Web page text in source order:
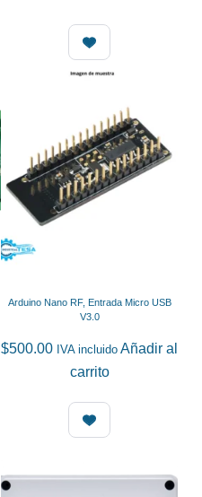
Arduino Nano RF, Entrada Micro USB
V3.0
$500.00 IVA incluido Añadir al
carrito